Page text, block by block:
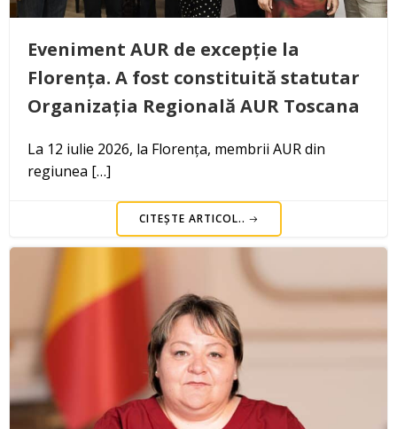
Eveniment AUR de excepție la
Florența. A fost constituită statutar
Organizația Regională AUR Toscana
La 12 iulie 2026, la Florența, membrii AUR din
regiunea […]
CITEȘTE ARTICOL..